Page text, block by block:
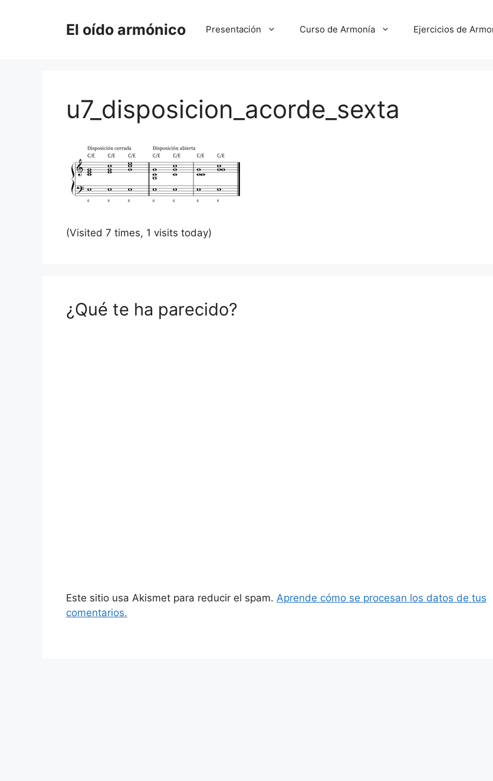
El oído armónico Presentación Curso de Armonía Ejercicios de
u7_disposicion_acorde_sexta
(Visited 7 times, 1 visits today)
¿Qué te ha parecido?
Este sitio usa Akismet para reducir el spam. Aprende cómo se procesan los datos de tus
comentarios.